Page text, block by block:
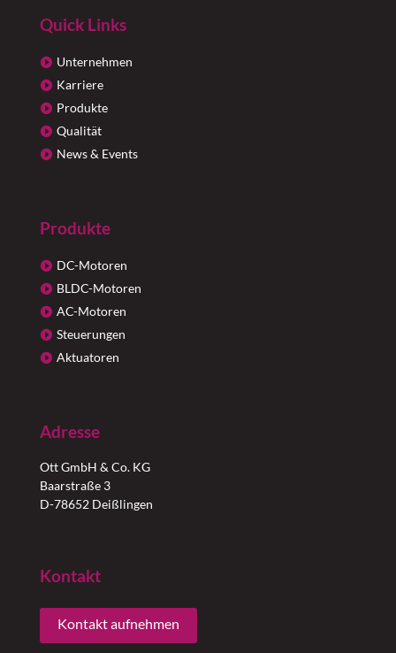
Quick Links
Unternehmen
Karriere
Produkte
Qualität
News & Events
Produkte
DC-Motoren
BLDC-Motoren
AC-Motoren
Steuerungen
Aktuatoren
Adresse
Ott GmbH & Co. KG
Baarstraße 3
D-78652 Deißlingen
Kontakt
Kontakt aufnehmen